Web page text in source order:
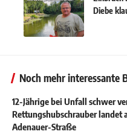
Diebe
Noch mehr interessante
12-Jährige bei Unfall schwer
Rettungshubschrauber landet
Adenauer-Straße